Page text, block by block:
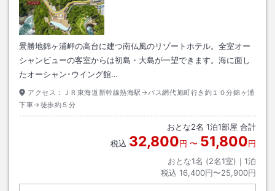
景勝地錦ヶ浦岬の高台に建つ南仏風のリゾートホテル。全室オー
シャンビューの客室からは初島・大島が一望できます。海に面し
たオーシャン･ウイング館…
アクセス：
ＪＲ東海道新幹線熱海駅→バス網代旭町行き約１０分錦ヶ浦
下車→徒歩約５分
おとな2名 1泊1部屋 合計
税込 32,800円 〜 51,800円
おとな1名 (2名1室)｜ 1泊
税込 16,400円〜25,900円